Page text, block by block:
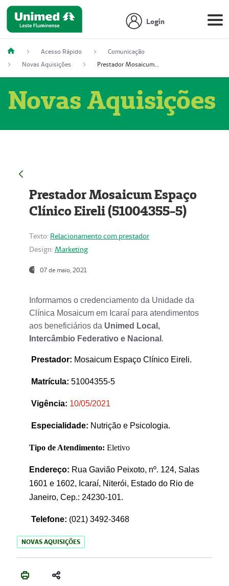
Login
Acesso Rápido
Comunicação
Novas Aquisições
Prestador Mosaicum Espaço Clínico Eireli (51004355-5)
Novas Aquisições
Prestador Mosaicum Espaço
Clínico Eireli (51004355-5)
Texto: Relacionamento com prestador
Design: Marketing
07 de maio, 2021
Informamos o credenciamento da Unidade da
Clínica Mosaicum em Icaraí para atendimentos
aos beneficiários da Unimed Local,
Intercâmbio Federativo e Nacional .
Prestador: Mosaicum Espaço Clínico Eireli.
Matrícula: 51004355-5
Vigência: 10/05/2021
Especialidade: Nutrição e Psicologia.
Tipo de Atendimento: Eletivo
Endereço: Rua Gavião Peixoto, nº. 124, Salas
1601 e 1602, Icaraí, Niterói, Estado do Rio de
Janeiro, Cep.: 24230-101.
Telefone: (021) 3492-3468
NOVAS AQUISIÇÕES